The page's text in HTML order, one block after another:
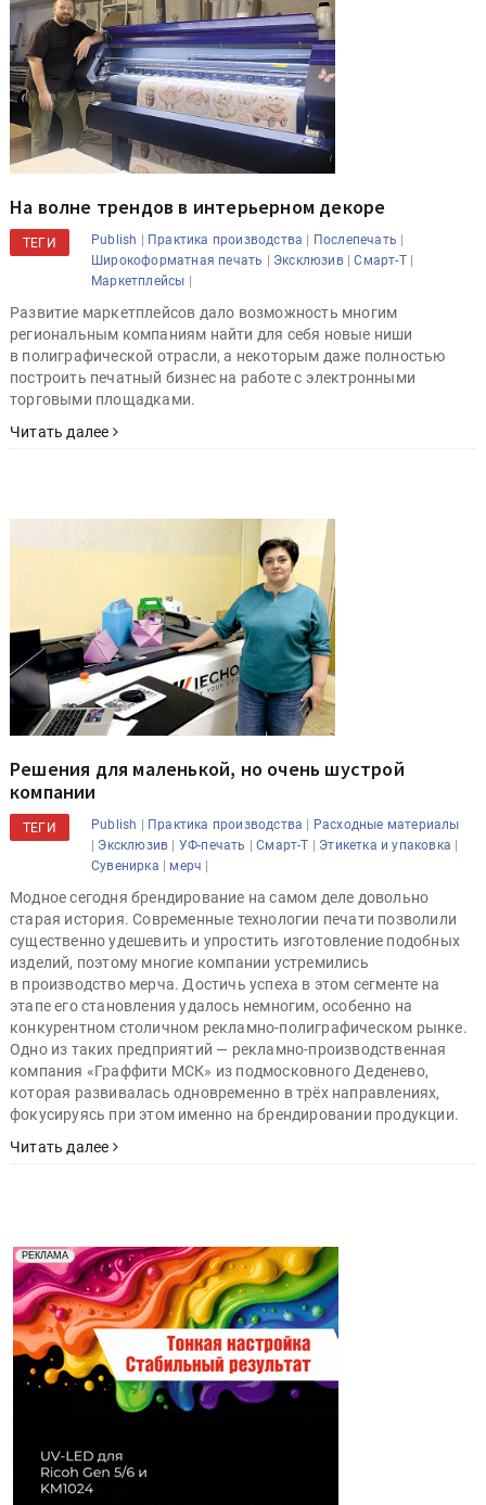
На волне трендов в интерьерном декоре
ТЕГИ Publish | Практика производства | Послепечать |
Широкоформатная печать | Эксклюзив|Смарт-Т|
Маркетплейсы |
Развитие маркетплейсов дало возможность многим
региональным компаниям найти для себя новые ниши
в полиграфической отрасли, а некоторым даже полностью
построить печатный бизнес на работе с электронными
торговыми площадками.
Читать далее
Решения для маленькой, но очень шустрой
компании
ТЕГИ Publish | Практика производства | Расходные материалы
| Эксклюзив | УФ-печать |Смарт-Т | Этикетка и упаковка |
Сувенирка | мерч |
Модное сегодня брендирование на самом деле довольно
старая история. Современные технологии печати позволили
существенно удешевить и упростить изготовление подобных
изделий, поэтому многие компании устремились
в производство мерча. Достичь успеха в этом сегменте на
этапе его становления удалось немногим, особенно на
конкурентном столичном рекламно-полиграфическом рынке.
Одно из таких предприятий — рекламно-производственная
компания «Граффити МСК» из подмосковного Деденево,
которая развивалась одновременно в трёх направлениях,
фокусируясь при этом именно на брендировании продукции.
Читать далее
РЕКЛАМА
Реклама. Рекламодатель ООО "Передовые Системы
Печати" erid: 2SDnjd2d4Qz